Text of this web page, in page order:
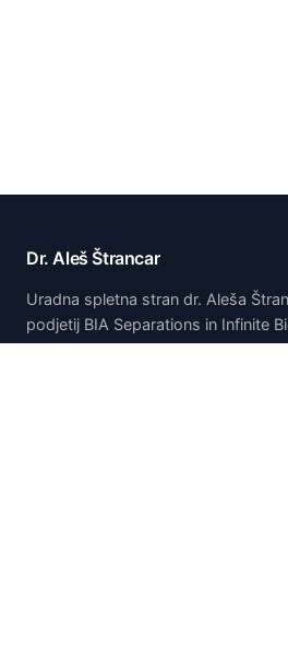
Dr. Aleš Štrancar
Uradna spletna stran dr. Aleša
podjetij BIA Separations in Infinite
tehnologije monolitske